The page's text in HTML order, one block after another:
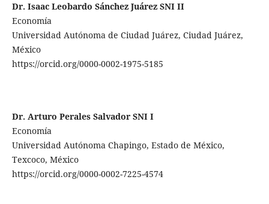
Dr. Isaac Leobardo Sánchez Juárez SNI II
Economía
Universidad Autónoma de Ciudad Juárez, Ciudad Juárez,
México
https://orcid.org/0000-0002-1975-5185
Dr. Arturo Perales Salvador SNI I
Economía
Universidad Autónoma Chapingo, Estado de México,
Texcoco, México
https://orcid.org/0000-0002-7225-4574